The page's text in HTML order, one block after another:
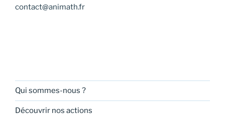
contact@animath.fr
Qui sommes-nous ?
Découvrir nos actions